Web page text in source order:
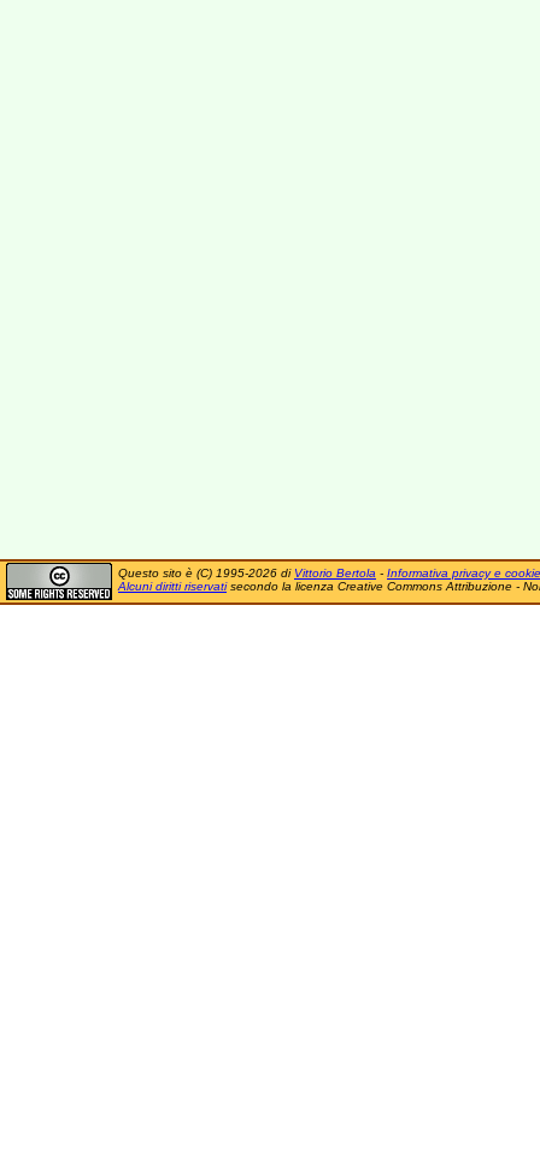
Questo sito è (C) 1995-2026 di Vittorio Bertola - Informativa privacy e cookie
Alcuni diritti riservatisecondo la licenza Creative Commons Attribuzione -